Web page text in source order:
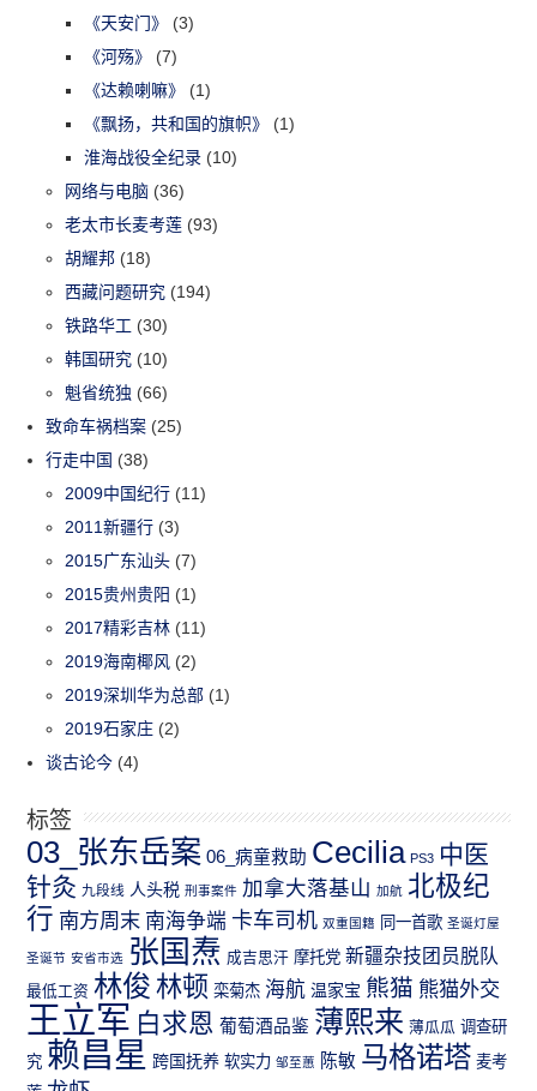
《天安门》
(3)
《河殇》
(7)
《达赖喇嘛》
(1)
《飘扬，共和国的旗帜》
(1)
淮海战役全纪录 (10)
网络与电脑 (36)
老太市长麦考莲 (93)
胡耀邦 (18)
西藏问题研究 (194)
铁路华工 (30)
韩国研究 (10)
魁省统独 (66)
致命车祸档案 (25)
行走中国 (38)
2009中国纪行 (11)
2011新疆行 (3)
2015广东汕头 (7)
2015贵州贵阳 (1)
2017精彩吉林 (11)
2019海南椰风 (2)
2019深圳华为总部 (1)
2019石家庄 (2)
谈古论今 (4)
标签
03_张东岳案 06_病童救助 Cecilia PS3 中医
针灸 九段线 人头税 刑事案件 加拿大落基山 加航 北极纪
行 南方周末 南海争端 卡车司机 双重国籍 同一首歌 圣诞灯屋
圣诞节 安省市选 张国焘 成吉思汗 摩托党 新疆杂技团员脱队
最低工资 林俊 林顿 栾菊杰 海航 温家宝 熊猫 熊猫外交
王立军 白求恩 葡萄酒品鉴 薄熙来 薄瓜瓜 调查研
究 赖昌星 跨国抚养 软实力 邹至蕙 陈敏 马格诺塔 麦考